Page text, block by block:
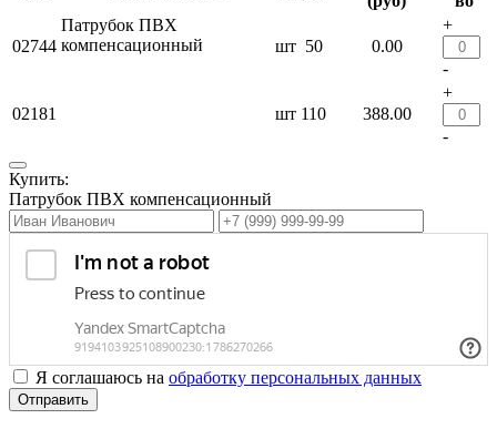
02744
Патрубок ПВХ
компенсационный
шт 50 0.00
+
-
02181 шт 110 388.00
+
-
Купить:
Патрубок ПВХ компенсационный
Я соглашаюсь на обработку персональных данных
Отправить